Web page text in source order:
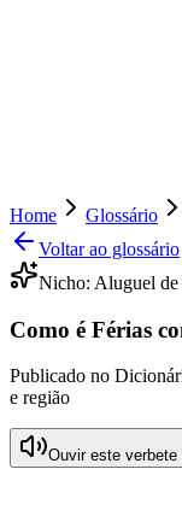
Home Glossário
Voltar ao glossário
Nicho: Aluguel de
Como é Férias
Publicado no
e região
Ouvir este verbete